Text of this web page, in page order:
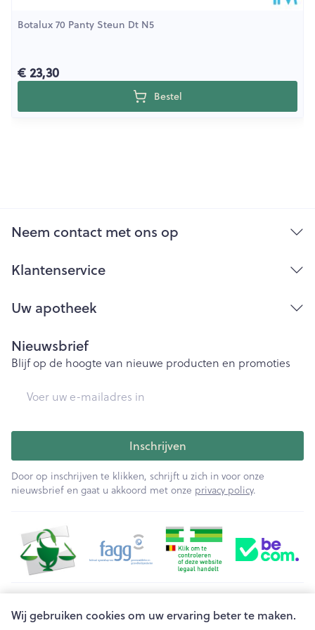
Wij gebruiken cookies om uw ervaring beter te maken.
Botalux 70 Panty Steun Dt N5
€ 23,30
Bestel
Neem contact met ons op
Klantenservice
Uw apotheek
Nieuwsbrief
Blijf op de hoogte van nieuwe producten en promoties
Inschrijven
Door op inschrijven te klikken, schrijft u zich in voor onze
nieuwsbrief en gaat u akkoord met onze privacy policy.
Juridische links